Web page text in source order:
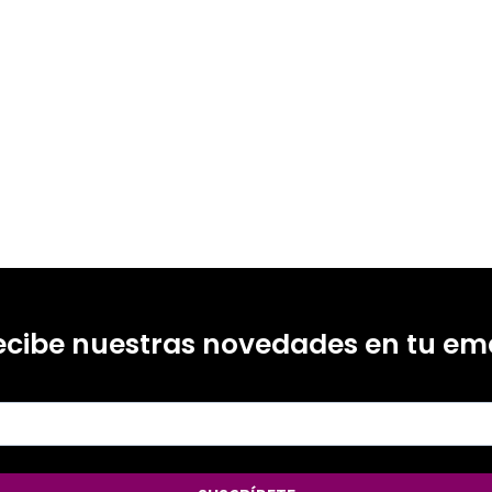
nuestras novedades en tu